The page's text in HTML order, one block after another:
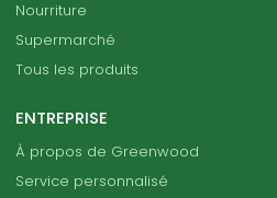
Nourriture
Supermarché
Tous les produits
ENTREPRISE
À propos de Greenwood
Service personnalisé